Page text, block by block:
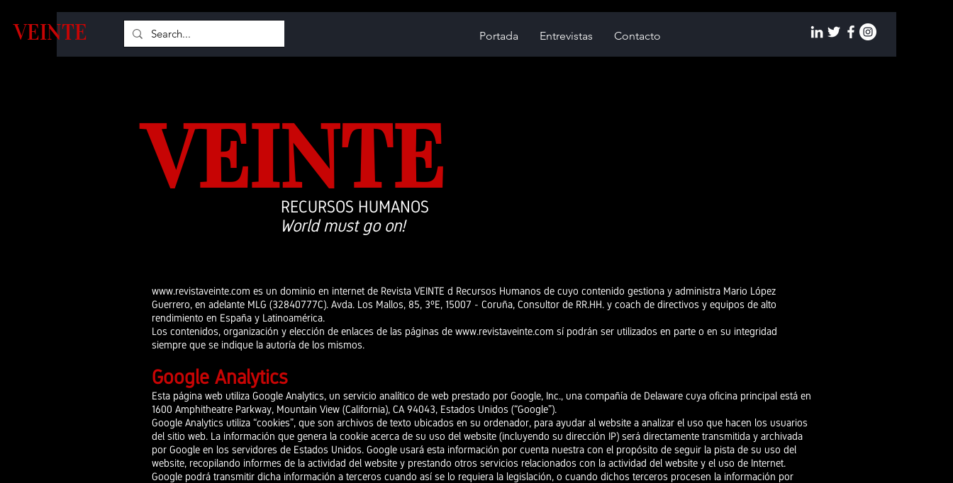
VEINTE Portada Entrevistas Contacto
VEINTE
World must go on!
RECURSOS HUMANOS
www.revistaveinte.com es un dominio en internet de Revista VEINTE d Recursos Humanos de cuyo contenido gestiona y administra Mario López
Guerrero, en adelante MLG (32840777C). Avda. Los Mallos, 85, 3ºE, 15007 - Coruña, Consultor de RR.HH. y coach de directivos y equipos de alto
rendimiento en España y Latinoamérica.
Los contenidos, organización y elección de enlaces de las páginas de www.revistaveinte.com sí podrán ser utilizados en parte o en su integridad
siempre que se indique la autoría de los mismos.
Google Analytics
Esta página web utiliza Google Analytics, un servicio analítico de web prestado por Google, Inc., una compañía de Delaware cuya oficina principal está en
1600 Amphitheatre Parkway, Mountain View (California), CA 94043, Estados Unidos (“Google”).
Google Analytics utiliza “cookies”, que son archivos de texto ubicados en su ordenador, para ayudar al website a analizar el uso que hacen los usuarios
del sitio web. La información que genera la cookie acerca de su uso del website (incluyendo su dirección IP) será directamente transmitida y archivada
por Google en los servidores de Estados Unidos. Google usará esta información por cuenta nuestra con el propósito de seguir la pista de su uso del
website, recopilando informes de la actividad del website y prestando otros servicios relacionados con la actividad del website y el uso de Internet.
Google podrá transmitir dicha información a terceros cuando así se lo requiera la legislación, o cuando dichos terceros procesen la información por